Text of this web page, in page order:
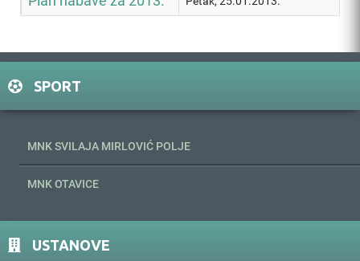
SPORT
MNK SVILAJA MIRLOVIĆ POLJE
MNK OTAVICE
USTANOVE